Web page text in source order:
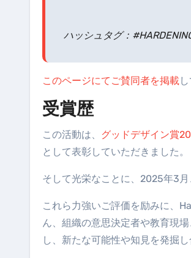
ハッシュタグ：
このページにてご賛同者を掲載
受賞歴
この活動は、 グッドデザイン賞
として表彰していただきました。
そして光栄なことに、2025年3月
これら力強いご評価を励みに、
ん、組織の意思決定者や教育現
し、新たな可能性や知見を発掘